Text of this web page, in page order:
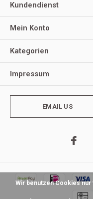
Kundendienst
Mein Konto
Kategorien
Impressum
EMAIL US
Wir benutzen Cookies